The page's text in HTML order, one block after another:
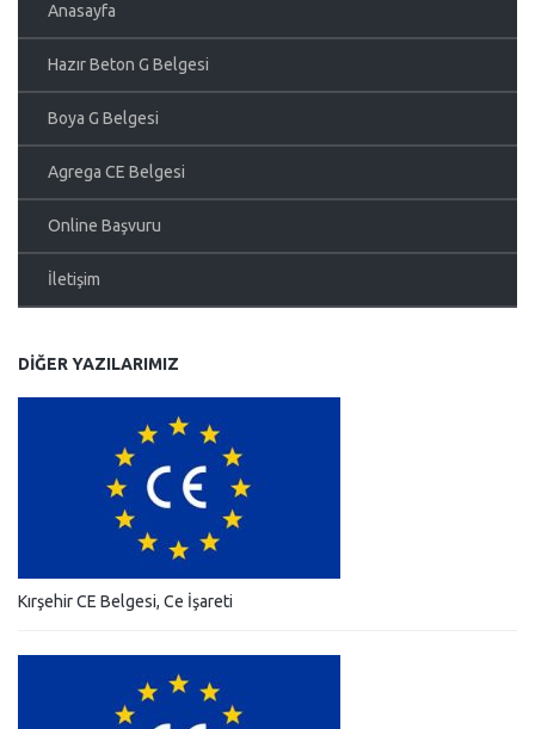
Anasayfa
Hazır Beton G Belgesi
Boya G Belgesi
Agrega CE Belgesi
Online Başvuru
İletişim
DIĞER YAZILARIMIZ
Kırşehir CE Belgesi, Ce İşareti